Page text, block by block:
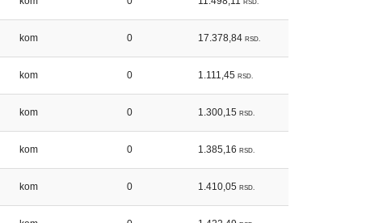
RSD.
kom 0 17.378,84 RSD.
kom 0 1.111,45 RSD.
kom 0 1.300,15 RSD.
kom 0 1.385,16 RSD.
kom 0 1.410,05 RSD.